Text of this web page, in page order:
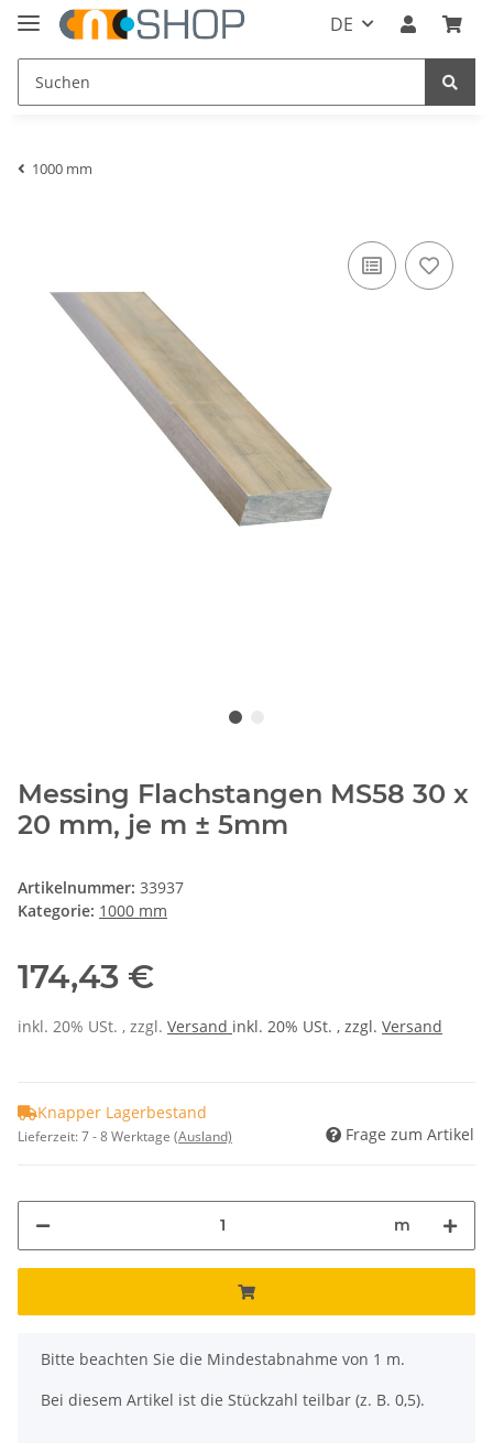
DE
1000 mm
Messing Flachstangen MS58 30 x
20 mm, je m ± 5mm
Artikelnummer: 33937
Kategorie: 1000 mm
174,43 €
inkl. 20% USt. , zzgl. Versand inkl. 20% USt. , zzgl. Versand
Knapper Lagerbestand
Lieferzeit:7 - 8 Werktage (Ausland) Frage zum Artikel
m
x
Bitte beachten Sie die Mindestabnahme von 1 m.
Bei diesem Artikel ist die Stückzahl teilbar (z. B. 0,5).